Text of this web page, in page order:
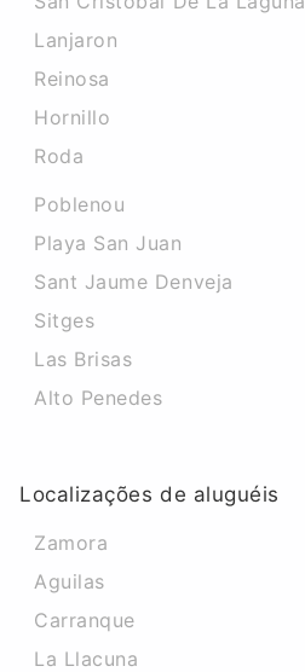
Lanjaron
Reinosa
Hornillo
Roda
Poblenou
Playa San Juan
Sant Jaume Denveja
Sitges
Las Brisas
Alto Penedes
Localizações de aluguéis
Zamora
Aguilas
Carranque
La Llacuna